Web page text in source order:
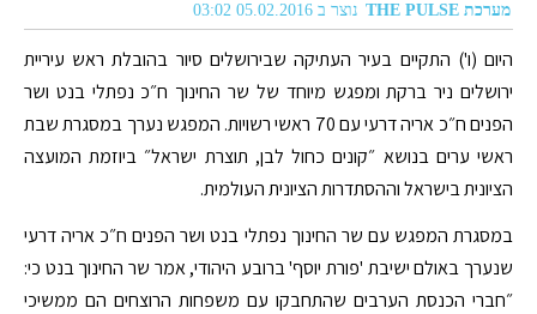
מערכת THE PULSE נוצר ב 05.02.2016 03:02
היום (ו') התקיים בעיר העתיקה שבירושלים סיור בהובלת ראש עיריית
ירושלים ניר ברקת ומפגש מיוחד של שר החינוך ח״כ נפתלי בנט ושר
הפנים ח״כ אריה דרעי עם 70 ראשי רשויות. המפגש נערך במסגרת שבת
ראשי ערים בנושא ״קונים כחול לבן, תוצרת ישראל״ ביוזמת המועצה
הציונית בישראל וההסתדרות הציונית העולמית.
במסגרת המפגש עם שר החינוך נפתלי בנט ושר הפנים ח״כ אריה דרעי
שנערך באולם ישיבת 'פורת יוסף' ברובע היהודי, אמר שר החינוך בנט כי:
״חברי הכנסת הערבים שהתחבקו עם משפחות הרוצחים הם ממשיכי